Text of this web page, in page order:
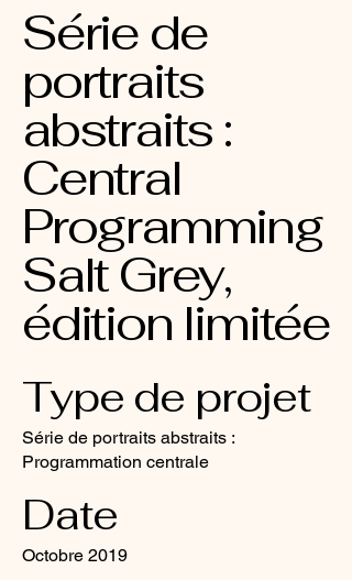
Série de
portraits
abstraits :
Central
Programming
Salt Grey,
édition limitée
Type de projet
Série de portraits abstraits :
Programmation centrale
Date
Octobre 2019